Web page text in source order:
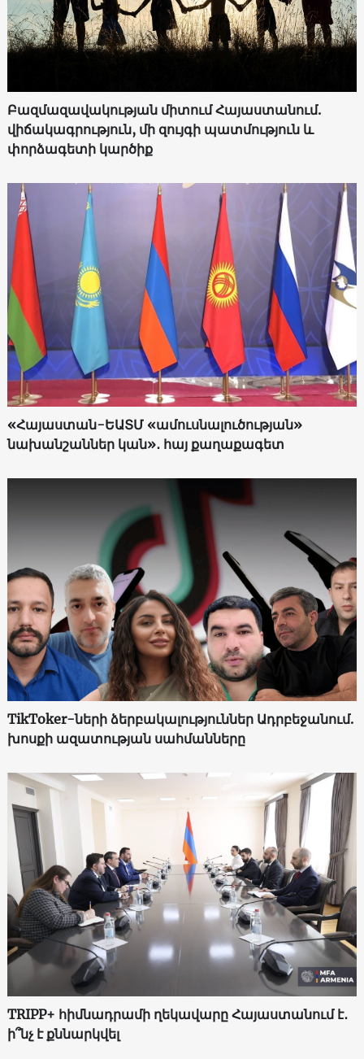
Բազմազավակության միտում Հայաստանում.
վիճակագրություն, մի զույգի պատմություն և
փորձագետի կարծիք
«Հայաստան-ԵԱՏՄ «ամուսնալուծության»
նախանշաններ կան»․ հայ քաղաքագետ
TikToker-ների ձերբակալություններ Ադրբեջանում.
խոսքի ազատության սահմանները
TRIPP+ հիմնադրամի ղեկավարը Հայաստանում է․
ի՞նչ է քննարկվել